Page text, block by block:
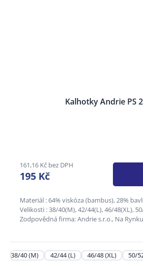
Kalhotky Andrie PS
161,16 Kč bez DPH
195 Kč
Materiál : 64% viskóza (bambus), 28%
Velikosti : 38/40(M), 42/44(L), 46/48(XL),
Zodpovědná firma: Andrie s.r.o., Na
38/40 (M) 42/44 (L) 46/48 (XL) 50/